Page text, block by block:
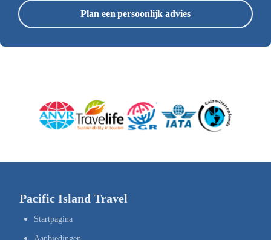
Plan een persoonlijk advies
Pacific Island Travel
Startpagina